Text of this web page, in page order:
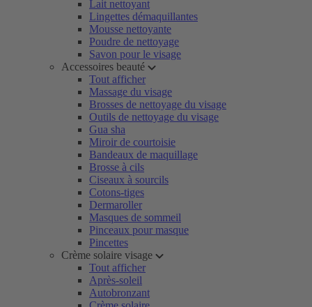
Lait nettoyant
Lingettes démaquillantes
Mousse nettoyante
Poudre de nettoyage
Savon pour le visage
Accessoires beauté
Tout afficher
Massage du visage
Brosses de nettoyage du visage
Outils de nettoyage du visage
Gua sha
Miroir de courtoisie
Bandeaux de maquillage
Brosse à cils
Ciseaux à sourcils
Cotons-tiges
Dermaroller
Masques de sommeil
Pinceaux pour masque
Pincettes
Crème solaire visage
Tout afficher
Après-soleil
Autobronzant